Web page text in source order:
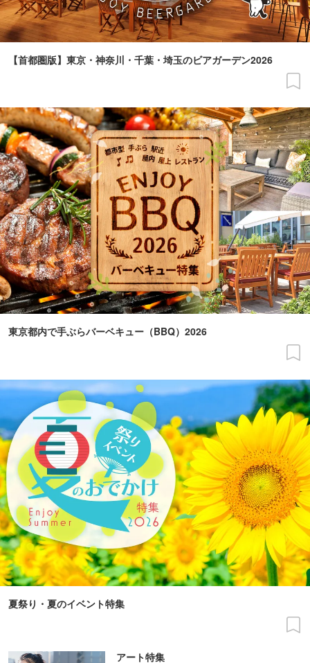
【首都圏版】東京・神奈川・千葉・埼玉のビアガーデン2026
東京都内で手ぶらバーベキュー（BBQ）2026
夏祭り・夏のイベント特集
アート特集